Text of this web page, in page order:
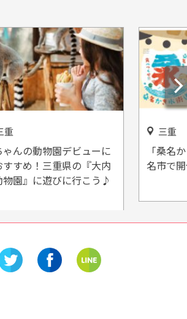
「桑名かき氷街道」三重県桑
名市で開催
物